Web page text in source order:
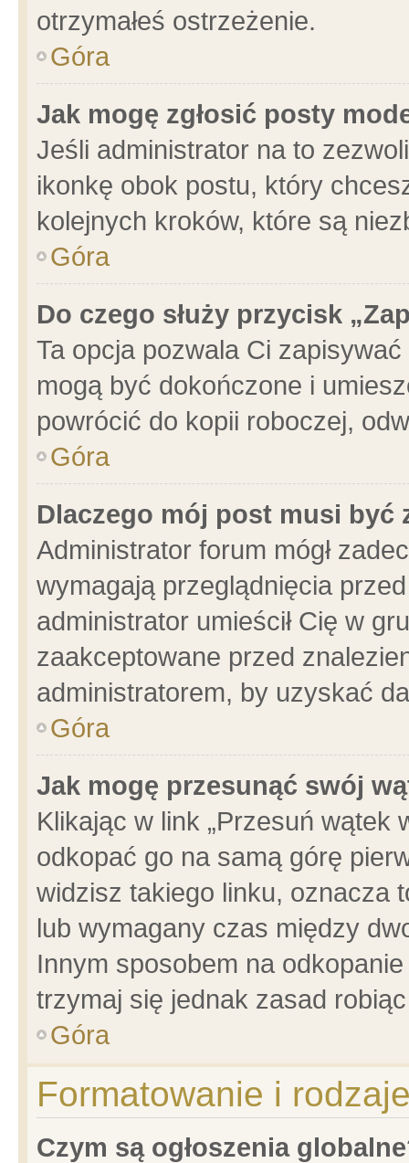
otrzymałeś ostrzeżenie.
Góra
Jak mogę zgłosić posty
Jeśli administrator na to
ikonkę obok postu, który
kolejnych kroków, które są
Góra
Do czego służy przycisk
Ta opcja pozwala Ci
mogą być dokończone i
powrócić do kopii roboczej,
Góra
Dlaczego mój post musi być
Administrator forum mógł
wymagają przeglądnięcia
administrator umieścił Cię w
zaakceptowane przed
administratorem, by uzyskać
Góra
Jak mogę przesunąć swój
Klikając w link „Przesuń wątek
odkopać go na samą górę
widzisz takiego linku, oznacza
lub wymagany czas między
Innym sposobem na
trzymaj się jednak zasad
Góra
Formatowanie i
Czym są ogłoszenia